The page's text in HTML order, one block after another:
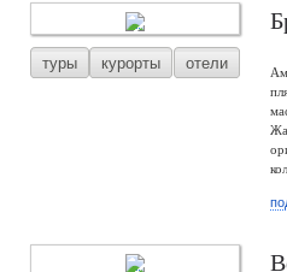
туры курорты отели